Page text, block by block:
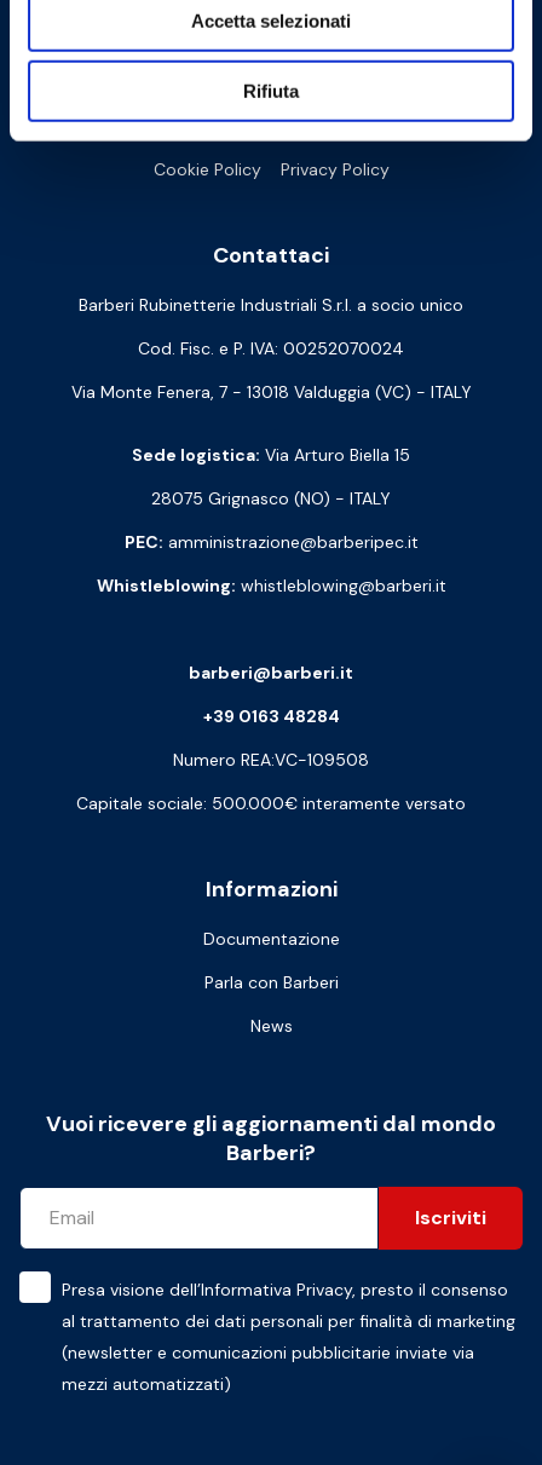
Accetta selezionati
Rifiuta
Cookie Policy Privacy Policy
Contattaci
Barberi Rubinetterie Industriali S.r.l. a socio unico
Cod. Fisc. e P. IVA: 00252070024
Via Monte Fenera, 7 - 13018 Valduggia (VC) - ITALY
Sede logistica: Via Arturo Biella 15
28075 Grignasco (NO) - ITALY
PEC: amministrazione@barberipec.it
Whistleblowing: whistleblowing@barberi.it
Informazioni
Documentazione
Parla con Barberi
News
barberi@barberi.it
+39 0163 48284
Numero REA:VC-109508
Capitale sociale: 500.000€ interamente versato
Vuoi ricevere gli aggiornamenti dal mondo
Barberi?
Iscriviti
Presa visione dell’Informativa Privacy, presto il consenso
al trattamento dei dati personali per finalità di marketing
(newsletter e comunicazioni pubblicitarie inviate via
mezzi automatizzati)